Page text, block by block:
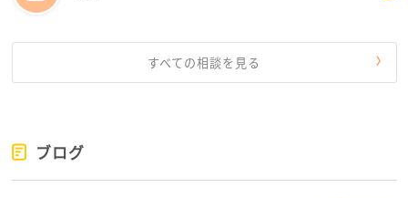
すべての相談を見る
ブログ